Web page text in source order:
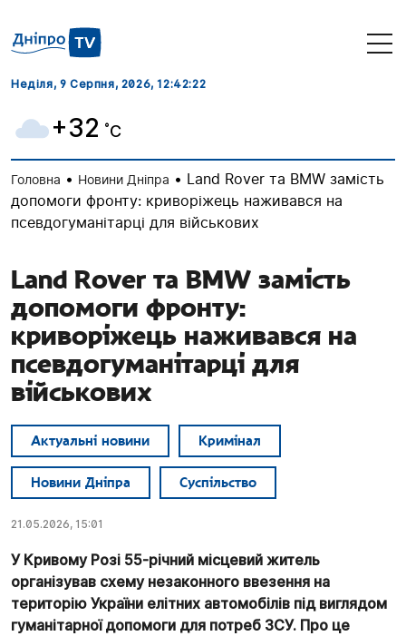
Неділя, 9 Серпня, 2026, 12:42:23
+32 ˚C
Головна • Новини Дніпра • Land Rover та BMW замість
допомоги фронту: криворіжець наживався на
псевдогуманітарці для військових
Land Rover та BMW замість
допомоги фронту:
криворіжець наживався на
псевдогуманітарці для
військових
Актуальні новини Кримінал
Новини Дніпра Суспільство
21.05.2026, 15:01
У Кривому Розі 55-річний місцевий житель
організував схему незаконного ввезення на
територію України елітних автомобілів під виглядом
гуманітарної допомоги для потреб ЗСУ. Про це